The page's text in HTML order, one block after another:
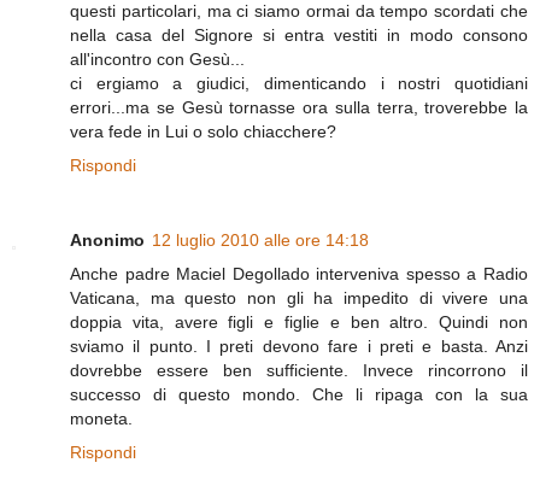
questi particolari, ma ci siamo ormai da tempo scordati che
nella casa del Signore si entra vestiti in modo consono
all'incontro con Gesù...
ci ergiamo a giudici, dimenticando i nostri quotidiani
errori...ma se Gesù tornasse ora sulla terra, troverebbe la
vera fede in Lui o solo chiacchere?
Rispondi
Anonimo 12 luglio 2010 alle ore 14:18
Anche padre Maciel Degollado interveniva spesso a Radio
Vaticana, ma questo non gli ha impedito di vivere una
doppia vita, avere figli e figlie e ben altro. Quindi non
sviamo il punto. I preti devono fare i preti e basta. Anzi
dovrebbe essere ben sufficiente. Invece rincorrono il
successo di questo mondo. Che li ripaga con la sua
moneta.
Rispondi